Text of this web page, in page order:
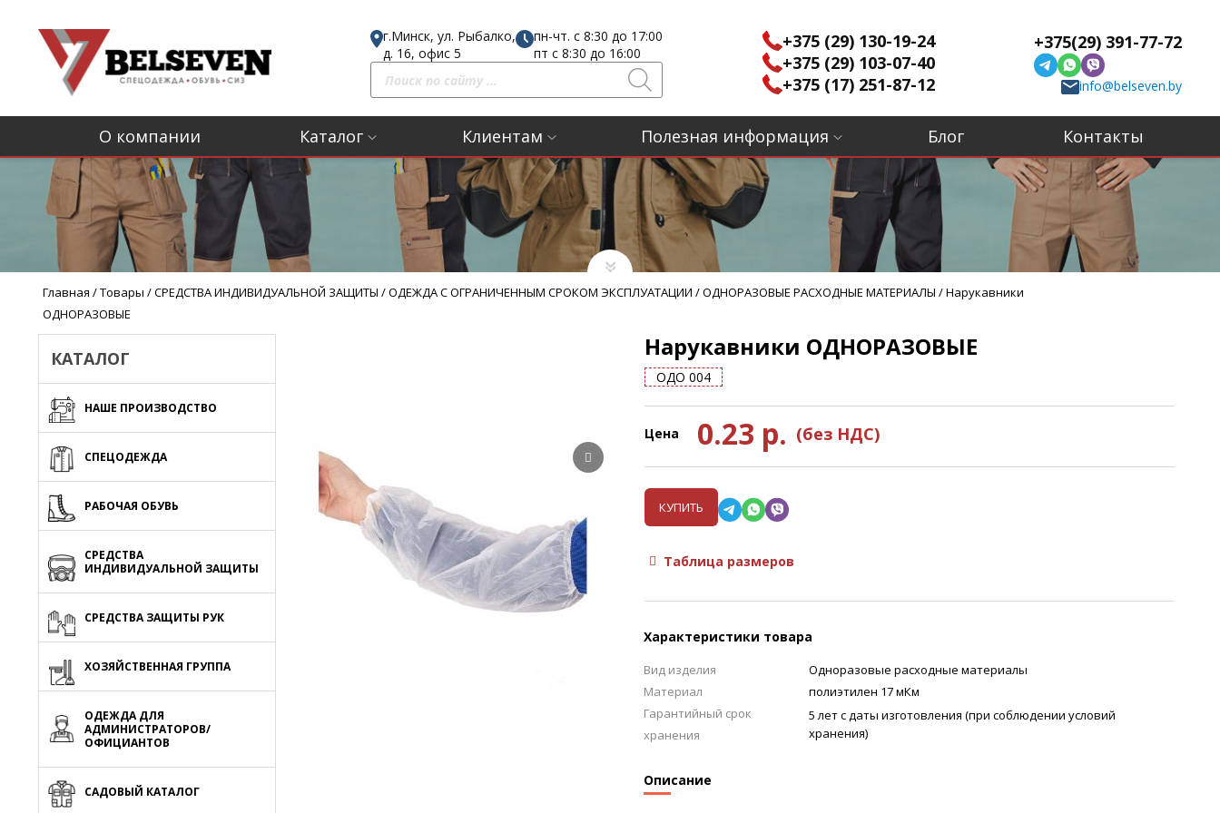
г.Минск, ул. Рыбалко,
д. 16, офис 5
пн-чт. с 8:30 до 17:00
пт с 8:30 до 16:00
о
и
с
р
+375 (29) 130-19-24
+375 (29) 103-07-40
+375 (17) 251-87-12
+375(29) 391-77-72
info@belseven.by
О компании Каталог Клиентам Полезная информация Блог Контакты
Главная /Товары /СРЕДСТВА ИНДИВИДУАЛЬНОЙ ЗАЩИТЫ /ОДЕЖДА С ОГРАНИЧЕННЫМ СРОКОМ ЭКСПЛУАТАЦИИ /ОДНОРАЗОВЫЕ РАСХОДНЫЕ МАТЕРИАЛЫ /Нарукавники
ОДНОРАЗОВЫЕ
КАТАЛОГ
НАШЕ ПРОИЗВОДСТВО
СПЕЦОДЕЖДА
РАБОЧАЯ ОБУВЬ
СРЕДСТВА
ИНДИВИДУАЛЬНОЙ ЗАЩИТЫ
СРЕДСТВА ЗАЩИТЫ РУК
ХОЗЯЙСТВЕННАЯ ГРУППА
ОДЕЖДА ДЛЯ
АДМИНИСТРАТОРОВ/
ОФИЦИАНТОВ
САДОВЫЙ КАТАЛОГ
Нарукавники ОДНОРАЗОВЫЕ
ОДО 004
Цена 0.23 р. (без НДС)
КУПИТЬ
Таблица размеров
Характеристики товара
Описание
Вид изделия
Одноразовые расходные материалы
Материал
полиэтилен 17 мКм
Гарантийный срок
хранения
5 лет с даты изготовления (при соблюдении условий
хранения)